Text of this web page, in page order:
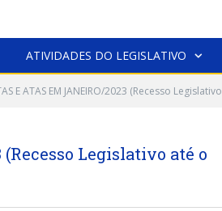
ATIVIDADES DO LEGISLATIVO
E ATAS EM JANEIRO/2023 (Recesso
(Recesso Legislativo até o